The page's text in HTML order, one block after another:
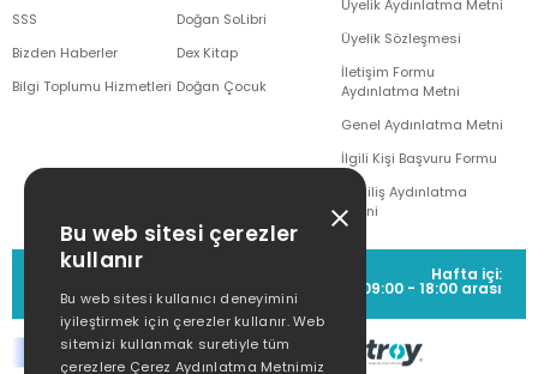
SSS
Bizden Haberler
Bilgi Toplumu Hizmetleri
Doğan SoLibri
Dex Kitap
Doğan Çocuk
Üyelik Aydınlatma Metni
Üyelik Sözleşmesi
İletişim Formu
Aydınlatma Metni
Genel Aydınlatma Metni
İlgili Kişi Başvuru Formu
Çekiliş Aydınlatma
Metni
MÜŞTERİ HİZMETLERİ
(0212) 373 77 00
Hafta içi:
09:00 - 18:00 arası
Bu web sitesi çerezler
kullanır
Bu web sitesi kullanıcı deneyimini
iyileştirmek için çerezler kullanır. Web
sitemizi kullanmak suretiyle tüm
çerezlere Çerez Aydınlatma Metnimiz